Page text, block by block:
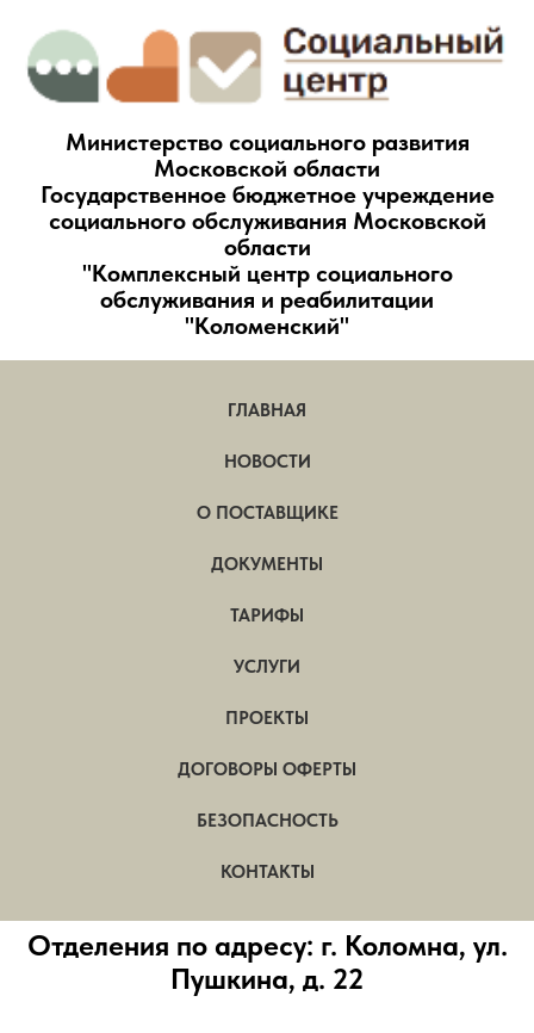
Министерство социального развития
Московской области
Государственное бюджетное учреждение
социального обслуживания Московской
области
"Комплексный центр социального
обслуживания и реабилитации
"Коломенский"
ГЛАВНАЯ
НОВОСТИ
О ПОСТАВЩИКЕ
ДОКУМЕНТЫ
ТАРИФЫ
УСЛУГИ
ПРОЕКТЫ
ДОГОВОРЫ ОФЕРТЫ
БЕЗОПАСНОСТЬ
КОНТАКТЫ
Отделения по адресу: г. Коломна, ул.
Пушкина, д. 22